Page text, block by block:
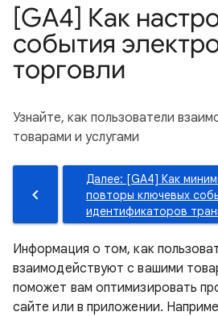
[GA4] Как
события
торговли
Узнайте, как пользователи
товарами и услугами
Далее: [GA4] Как
повторы ключевых
идентификаторов
Информация о том, как
взаимодействуют с вашими
поможет вам оптимизировать
сайте или в приложении.